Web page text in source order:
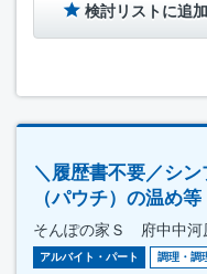
検討リストに追加
＼履歴書不要／シ
（パウチ）の温め
そんぽの家Ｓ 府中中河
アルバイト・パート 調理・調